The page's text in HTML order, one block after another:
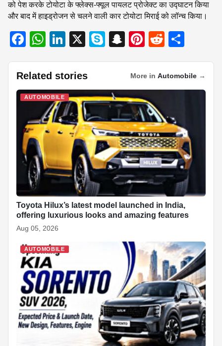
को पेश करके टोयोटा के फ्लेक्स-फ्यूल पायलट प्रोजेक्ट का उद्घाटन किया
और बाद में हाइड्रोजन से चलने वाली कार टोयोटा मिराई को लॉन्च किया।
F
c
e
b
o
o
k
W
at
s
A
p
p
Li
k
e
dI
n
X
S
e
S
a
p
c
h
at
Pi
er
e
st
R
d
di
ar
e
Related stories More in Automobile →
AUTOMOBILE
Toyota Hilux’s latest model launched in India,
offering luxurious looks and amazing features
Aug 05, 2026
AUTOMOBILE